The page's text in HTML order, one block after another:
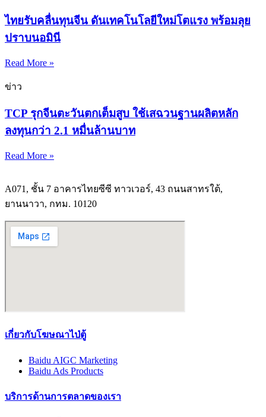
ไทยรับคลื่นทุนจีน ดันเทคโนโลยีใหม่โตแรง พร้อมลุย
ปราบนอมินี
Read More »
ข่าว
TCP รุกจีนตะวันตกเต็มสูบ ใช้เสฉวนฐานผลิตหลัก
ลงทุนกว่า 2.1 หมื่นล้านบาท
Read More »
A071, ชั้น 7 อาคารไทยซีซี ทาวเวอร์, 43 ถนนสาทรใต้,
ยานนาวา, กทม. 10120
เกี่ยวกับโฆษณาไป่ตู้
Baidu AIGC Marketing
Baidu Ads Products
บริการด้านการตลาดของเรา